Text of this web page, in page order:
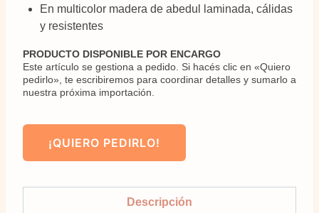
En multicolor madera de abedul laminada, cálidas
y resistentes
PRODUCTO DISPONIBLE POR ENCARGO
Este artículo se gestiona a pedido. Si hacés clic en «Quiero
pedirlo», te escribiremos para coordinar detalles y sumarlo a
nuestra próxima importación.
¡QUIERO PEDIRLO!
Descripción